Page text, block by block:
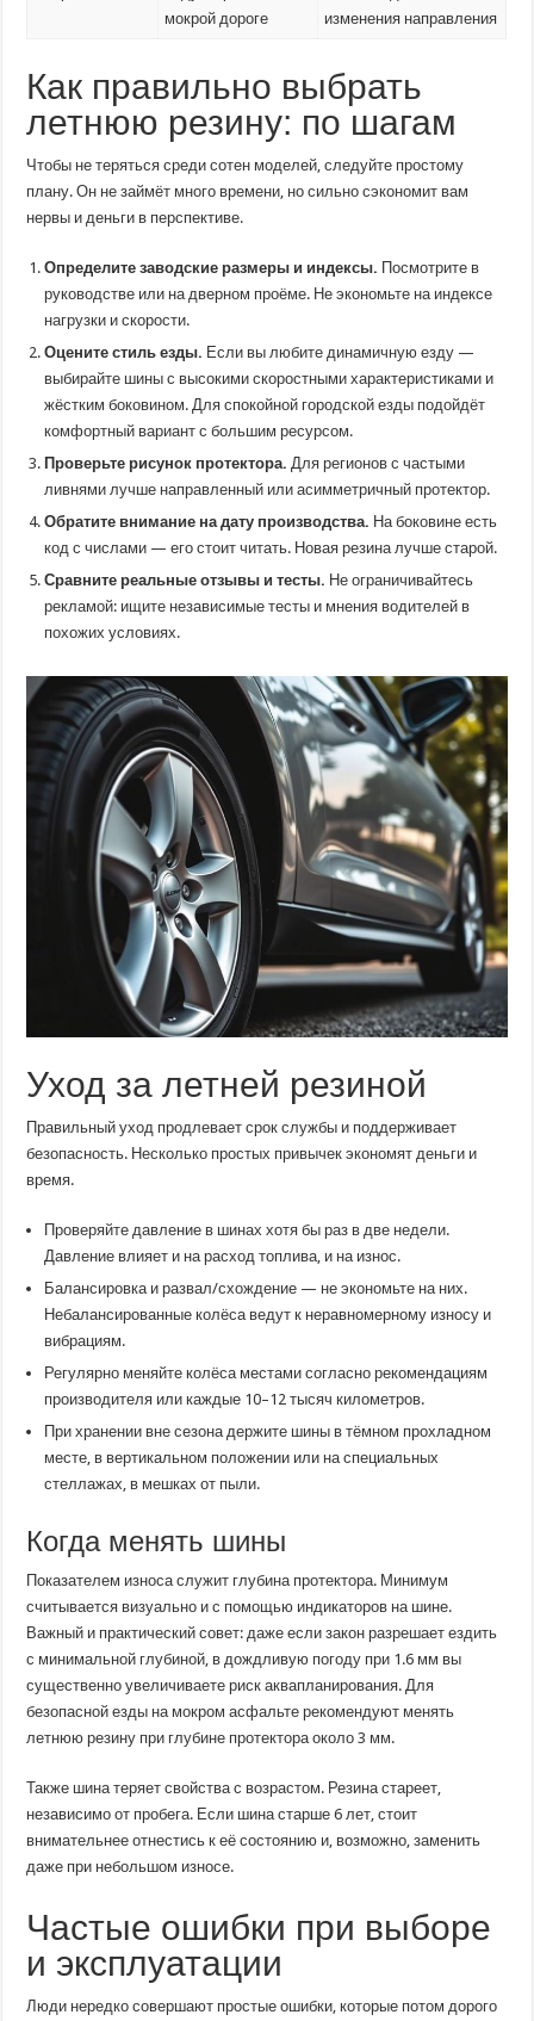
мокрой дороге
изменения направления
Как правильно выбрать
летнюю резину: по шагам
Чтобы не теряться среди сотен моделей, следуйте простому
плану. Он не займёт много времени, но сильно сэкономит вам
нервы и деньги в перспективе.
Определите заводские размеры и индексы. Посмотрите в
руководстве или на дверном проёме. Не экономьте на индексе
нагрузки и скорости.
Оцените стиль езды. Если вы любите динамичную езду —
выбирайте шины с высокими скоростными характеристиками и
жёстким боковином. Для спокойной городской езды подойдёт
комфортный вариант с большим ресурсом.
Проверьте рисунок протектора. Для регионов с частыми
ливнями лучше направленный или асимметричный протектор.
Обратите внимание на дату производства. На боковине есть
код с числами — его стоит читать. Новая резина лучше старой.
Сравните реальные отзывы и тесты. Не ограничивайтесь
рекламой: ищите независимые тесты и мнения водителей в
похожих условиях.
Уход за летней резиной
Правильный уход продлевает срок службы и поддерживает
безопасность. Несколько простых привычек экономят деньги и
время.
Проверяйте давление в шинах хотя бы раз в две недели.
Давление влияет и на расход топлива, и на износ.
Балансировка и развал/схождение — не экономьте на них.
Небалансированные колёса ведут к неравномерному износу и
вибрациям.
Регулярно меняйте колёса местами согласно рекомендациям
производителя или каждые 10–12 тысяч километров.
При хранении вне сезона держите шины в тёмном прохладном
месте, в вертикальном положении или на специальных
стеллажах, в мешках от пыли.
Когда менять шины
Показателем износа служит глубина протектора. Минимум
считывается визуально и с помощью индикаторов на шине.
Важный и практический совет: даже если закон разрешает ездить
с минимальной глубиной, в дождливую погоду при 1.6 мм вы
существенно увеличиваете риск аквапланирования. Для
безопасной езды на мокром асфальте рекомендуют менять
летнюю резину при глубине протектора около 3 мм.
Также шина теряет свойства с возрастом. Резина стареет,
независимо от пробега. Если шина старше 6 лет, стоит
внимательнее отнестись к её состоянию и, возможно, заменить
даже при небольшом износе.
Частые ошибки при выборе
и эксплуатации
Люди нередко совершают простые ошибки, которые потом дорого